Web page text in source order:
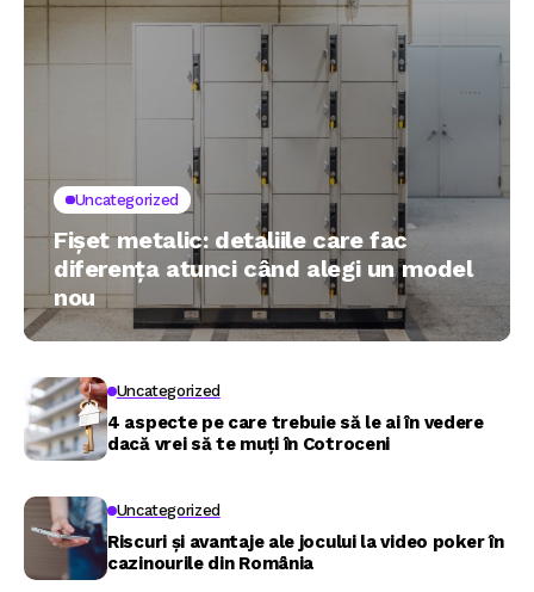
Uncategorized
Fișet metalic: detaliile care fac
diferența atunci când alegi un model
nou
Uncategorized
4 aspecte pe care trebuie să le ai în vedere
dacă vrei să te muți în Cotroceni
Uncategorized
Riscuri și avantaje ale jocului la video poker în
cazinourile din România